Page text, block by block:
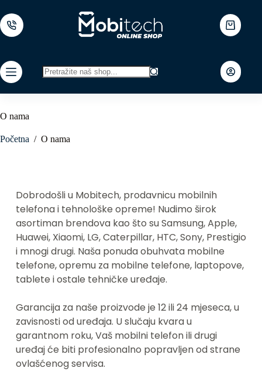
to
content
Shopping
cart
results
O nama
Početna / O nama
Dobrodošli u Mobitech, prodavnicu mobilnih
telefona i tehnološke opreme! Nudimo širok
asortiman brendova kao što su Samsung, Apple,
Huawei, Xiaomi, LG, Caterpillar, HTC, Sony, Prestigio
i mnogi drugi. Naša ponuda obuhvata mobilne
telefone, opremu za mobilne telefone, laptopove,
tablete i ostale tehničke uređaje.
Garancija za naše proizvode je 12 ili 24 mjeseca, u
zavisnosti od uređaja. U slučaju kvara u
garantnom roku, Vaš mobilni telefon ili drugi
uređaj će biti profesionalno popravljen od strane
ovlašćenog servisa.